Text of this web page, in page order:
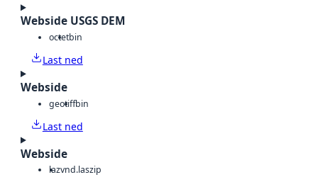
Webside USGS DEM
octetbin
Last ned
Webside
geotiffbin
Last ned
Webside
lazvnd.laszip